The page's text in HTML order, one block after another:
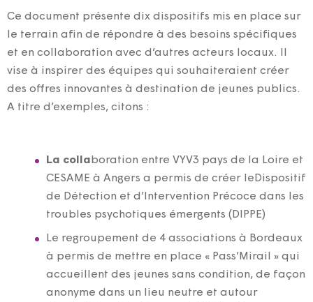
Ce document présente dix dispositifs mis en place sur
le terrain afin de répondre à des besoins spécifiques
et en collaboration avec d’autres acteurs locaux. Il
vise à inspirer des équipes qui souhaiteraient créer
des offres innovantes à destination de jeunes publics.
A titre d’exemples, citons :
La colla boration entre VYV3 pays de la Loire et
CESAME à Angers a permis de créer
leDispositif
de Détection et d’Intervention Précoce dans les
troubles psychotiques émergents (DIPPE)
Le regroupement de 4 associations à Bordeaux
à permis de mettre en place « Pass’Mirail » qui
accueillent des jeunes sans condition, de façon
anonyme dans un lieu neutre et autour